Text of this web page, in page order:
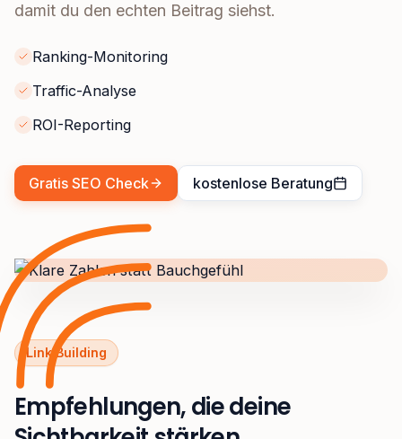
damit du den echten Beitrag siehst.
Ranking-Monitoring
Traffic-Analyse
ROI-Reporting
Gratis SEO Check kostenlose Beratung
Link Building
Empfehlungen, die deine